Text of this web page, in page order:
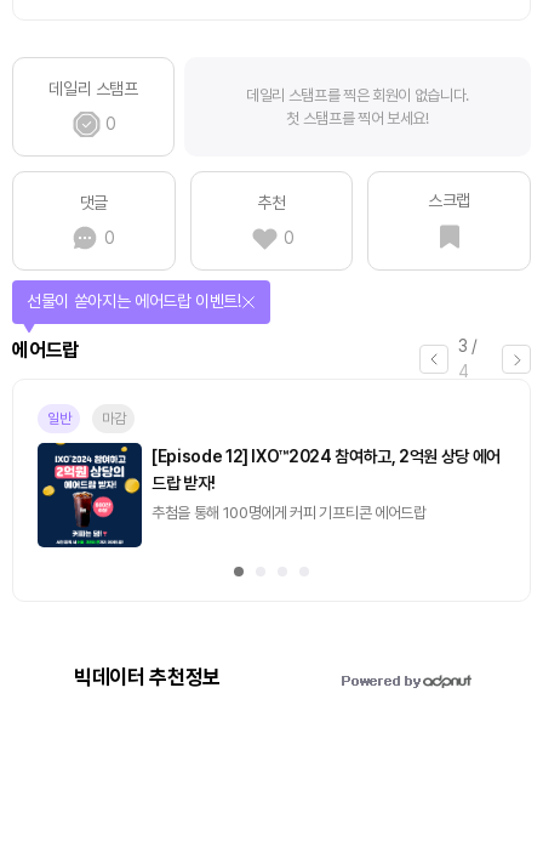
데일리 스탬프
0
데일리 스탬프를 찍은 회원이 없습니다.
첫 스탬프를 찍어 보세요!
댓글
0
추천
0
스크랩
3 /
4
에어드랍
선물이 쏟아지는 에어드랍 이벤트!
일반 마감
[Episode 12] IXO™2024 참여하고, 2억원 상당 에어
드랍 받자!
추첨을 통해 100명에게 커피 기프티콘 에어드랍
빅데이터 추천정보